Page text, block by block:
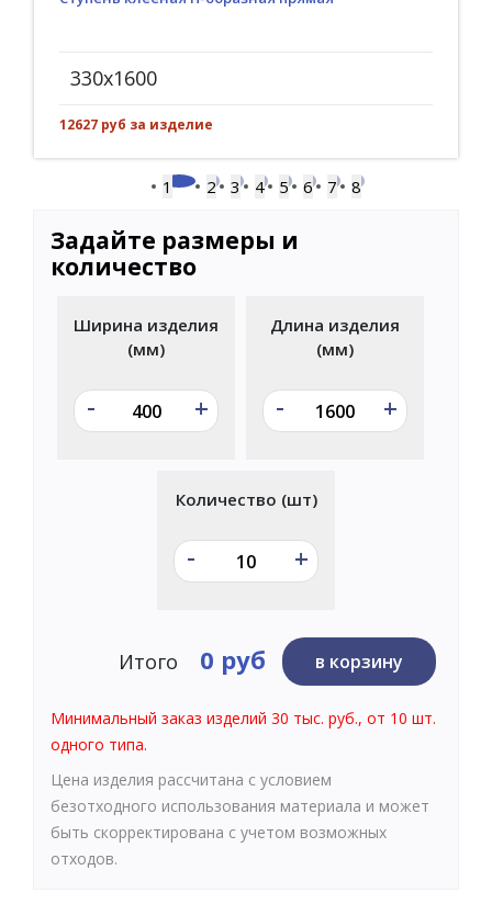
330x1600
12627 руб за изделие
1 2 3 4 5 6 7 8
Задайте размеры и
количество
Ширина изделия
(мм)
- +
Длина изделия
(мм)
- +
Количество (шт)
- +
Итого 0 руб в корзину
Минимальный заказ изделий 30 тыс. руб., от 10 шт.
одного типа.
Цена изделия рассчитана с условием
безотходного использования материала и может
быть скорректирована с учетом возможных
отходов.